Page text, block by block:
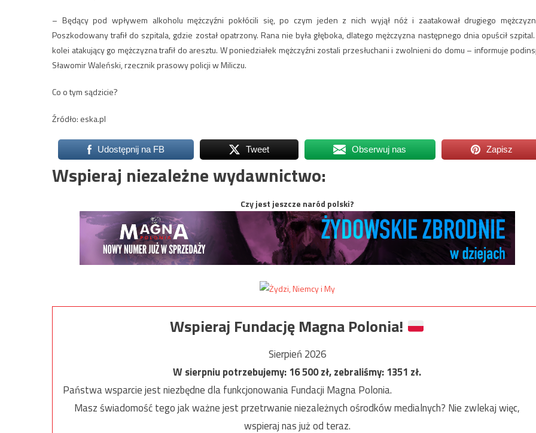
– Będący pod wpływem alkoholu mężczyźni pokłócili się, po czym jeden z nich wyjął nóż i zaatakował drugiego
Poszkodowany trafił do szpitala, gdzie został opatrzony. Rana nie była głęboka, dlatego mężczyzna następnego dnia opuścił
kolei atakujący go mężczyzna trafił do aresztu. W poniedziałek mężczyźni zostali przesłuchani i zwolnieni do domu – informuje
Sławomir Waleński, rzecznik prasowy policji w Miliczu.
Co o tym sądzicie?
Źródło: eska.pl
Udostępnij na FB Tweet Obserwuj nas Zapisz
Wspieraj niezależne wydawnictwo:
Czy jest jeszcze naród polski?
Wspieraj Fundację Magna Polonia!
Sierpień 2026
W sierpniu potrzebujemy:16 500zł, zebraliśmy:1351 zł.
Państwa wsparcie jest niezbędne dla funkcjonowania Fundacji Magna Polonia.
Masz świadomość tego jak ważne jest przetrwanie niezależnych ośrodków medialnych? Nie zwlekaj więc,
wspieraj nas już od teraz.